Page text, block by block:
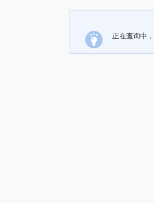
正在查询中